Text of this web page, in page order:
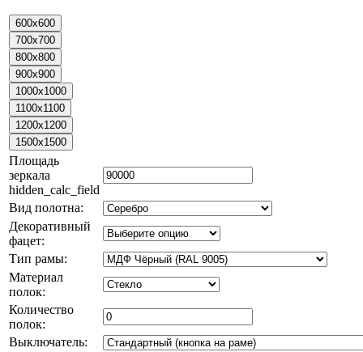
Площадь
зеркала
hidden_calc_field
Вид полотна:
Декоративный
фацет:
Тип рамы:
Материал
полок:
Количество
полок:
Выключатель: